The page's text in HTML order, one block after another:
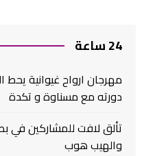
24 ساعة
مهرجان ارواح غيوانية يحط
دورته مع مسناوة و تكدة
تألق لافت للمشاركين في
والهيب هوب